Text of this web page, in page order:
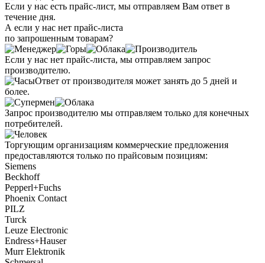
Если у нас есть прайс-лист, мы отправляем Вам ответ в
течение дня.
А если у нас нет прайс-листа
по запрошенным товарам?
Если у нас нет прайс-листа, мы отправляем запрос
производителю.
Ответ от производителя может занять до 5 дней и
более.
Запрос производителю мы отправляем только для конечных
потребителей.
Торгующим организациям коммерческие предложения
предоставляются только по прайсовым позициям:
Siemens
Beckhoff
Pepperl+Fuchs
Phoenix Contact
PILZ
Turck
Leuze Electronic
Endress+Hauser
Murr Elektronik